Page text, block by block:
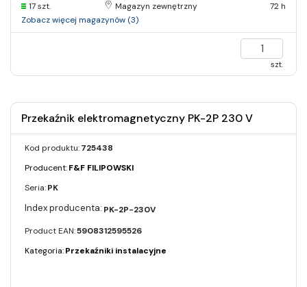
17 szt.
Magazyn zewnętrzny
72 h
Zobacz więcej magazynów (3)
szt.
Przekaźnik elektromagnetyczny PK-2P 230 V
Kod produktu:725438
Producent:F&F FILIPOWSKI
Seria:PK
PK-2P-230V
Product EAN:5908312595526
Kategoria:Przekaźniki instalacyjne